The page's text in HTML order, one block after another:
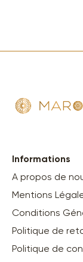
Informations
A propos de
Mentions
Conditions
Politique de
Politique de